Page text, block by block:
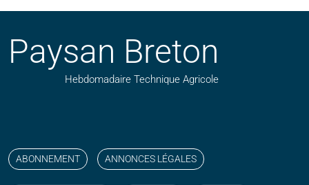
Paysan Breton
Hebdomadaire Technique Agricole
ABONNEMENT ANNONCES LÉGALES